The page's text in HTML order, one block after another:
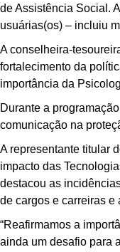
de Assistência Social.
usuárias(os) – incluiu
A conselheira-
fortalecimento da
importância da
Durante a
comunicação na
A representante titular
impacto das
destacou as
de cargos e carreiras
“Reafirmamos a
ainda um desafio para